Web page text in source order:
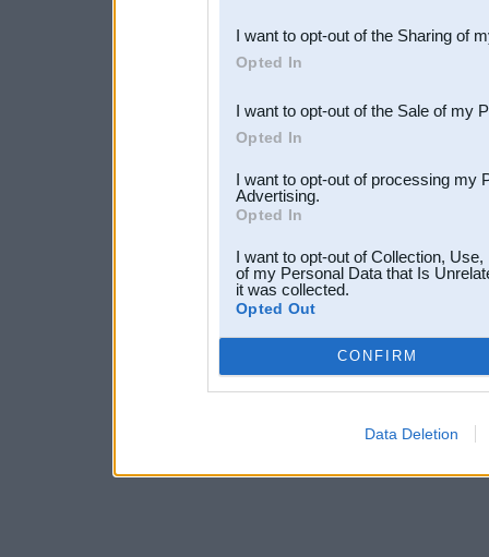
Downstream Participants
third parties.
I want to opt-out of the Sharing of
Opted In
I want to opt-out of the Sale of my
Opted In
I want to opt-out of processing my
Advertising.
Opted In
I want to opt-out of Collection,
of my Personal Data that Is
it was collected.
Opted Out
CONFIRM
Data Deletion